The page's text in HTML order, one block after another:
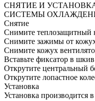
СНЯТИЕ И
СИСТЕМЫ
Снятие
Снимите теплозащитный
Снимите зажимы от
Снимите кожух
Вставьте фиксатор в
Открутите центральный
Открутите лопастное
Установка
Установка производится